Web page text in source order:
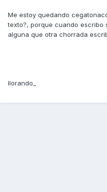
Me estoy quedando
texto?, porque cuando escribo
alguna que otra chorrada
llorando_